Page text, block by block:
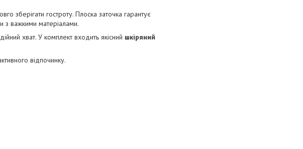
зберігати гостроту. Плоска заточка гарантує
з важкими матеріалами.
хват. У комплект входить якісний шкіряний
відпочинку.